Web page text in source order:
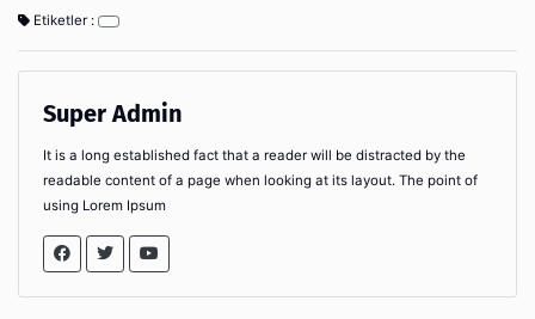
Etiketler :
Super Admin
It is a long established fact that a reader will be distracted by the
readable content of a page when looking at its layout. The point of
using Lorem Ipsum